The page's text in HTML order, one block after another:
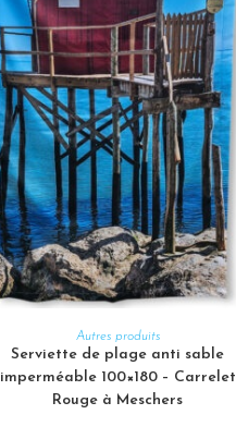
AJOUTER AU PANIER
Autres produits
Serviette de plage anti sable
imperméable 100×180 – Carrelet
Rouge à Meschers